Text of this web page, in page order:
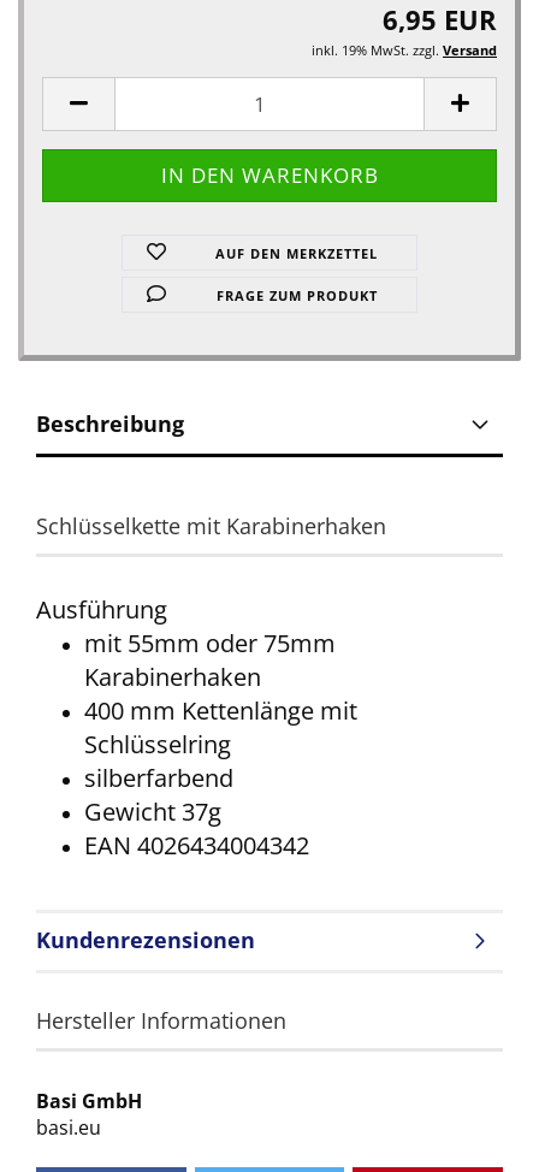
6,95 EUR
inkl. 19% MwSt. zzgl. Versand
AUF DEN MERKZETTEL
FRAGE ZUM PRODUKT
Beschreibung
Schlüsselkette mit Karabinerhaken
Ausführung
mit 55mm oder 75mm
Karabinerhaken
400 mm Kettenlänge mit
Schlüsselring
silberfarbend
Gewicht 37g
EAN 4026434004342
Kundenrezensionen
Hersteller Informationen
Basi GmbH
basi.eu